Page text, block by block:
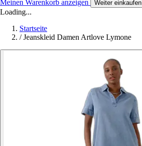
Meinen Warenkorb anzeigen Weiter einkaufen
Loading...
Startseite
/ Jeanskleid Damen Artlove Lymone